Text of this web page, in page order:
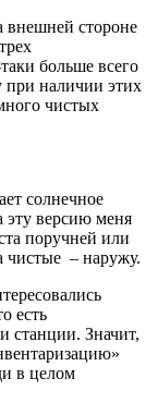
внешней стороне
больше всего
при наличии этих
чистых
солнечное
эту версию меня
поручней или
чистые – наружу.
есть
станции. Значит,
в целом